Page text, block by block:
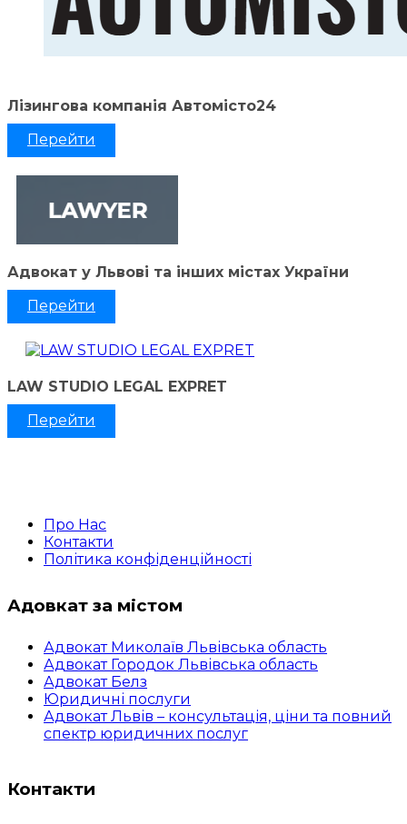
Лізингова компанія Автомісто24
Перейти
Адвокат у Львові та інших містах України
Перейти
LAW STUDIO LEGAL EXPRET
Перейти
Про Нас
Контакти
Політика конфіденційності
Адовкат за містом
Адвокат Миколаїв Львівська область
Адвокат Городок Львівська область
Адвокат Белз
Юридичні послуги
Адвокат Львів – консультація, ціни та повний
спектр юридичних послуг
Контакти